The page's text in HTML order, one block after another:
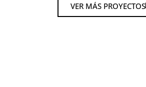
VER MÁS PROYECTOS